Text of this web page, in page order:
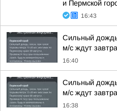
и Пермской
16:43
Сильный
м/с ждут
16:40
Сильный
м/с ждут
16:38